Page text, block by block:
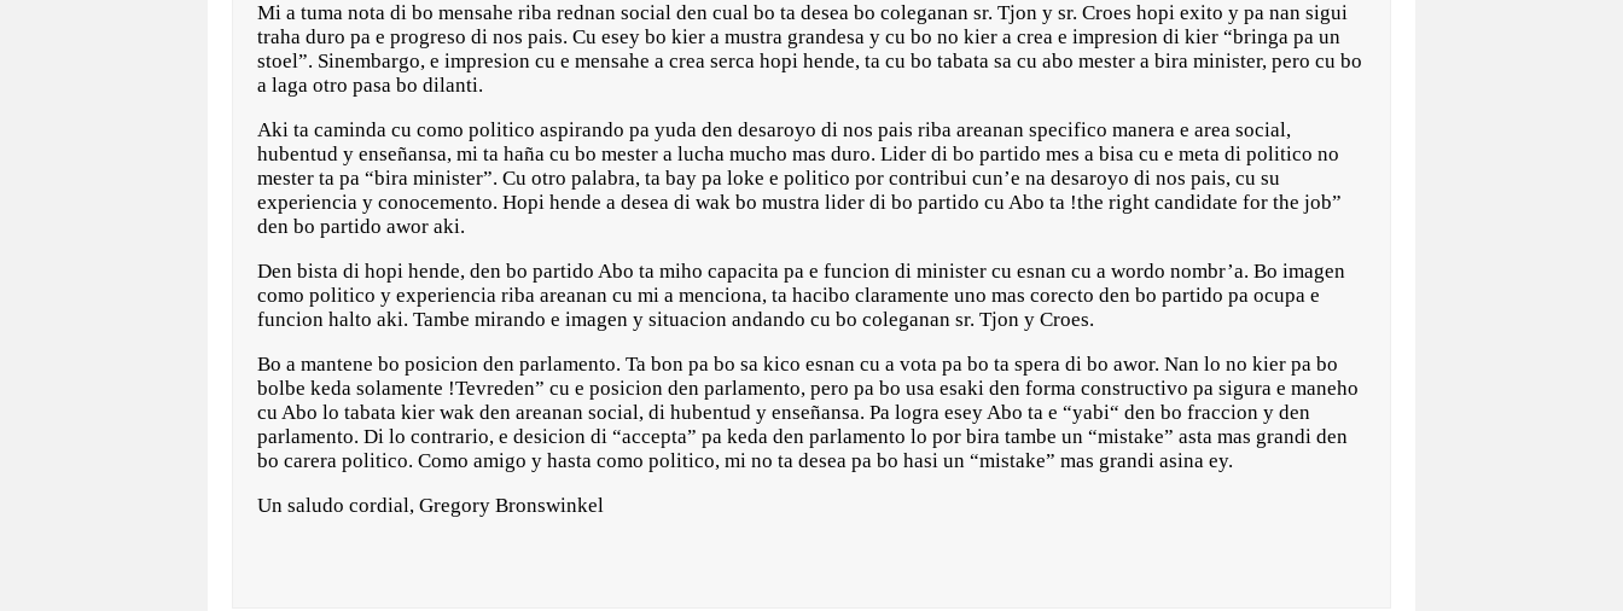
Mi a tuma nota di bo mensahe riba rednan social den cual bo ta desea bo coleganan sr. Tjon y sr. Croes hopi exito y pa nan sigui
traha duro pa e progreso di nos pais. Cu esey bo kier a mustra grandesa y cu bo no kier a crea e impresion di kier “bringa pa un
stoel”. Sinembargo, e impresion cu e mensahe a crea serca hopi hende, ta cu bo tabata sa cu abo mester a bira minister, pero cu bo
a laga otro pasa bo dilanti.
Aki ta caminda cu como politico aspirando pa yuda den desaroyo di nos pais riba areanan specifico manera e area social,
hubentud y enseñansa, mi ta haña cu bo mester a lucha mucho mas duro. Lider di bo partido mes a bisa cu e meta di politico no
mester ta pa “bira minister”. Cu otro palabra, ta bay pa loke e politico por contribui cun’e na desaroyo di nos pais, cu su
experiencia y conocemento. Hopi hende a desea di wak bo mustra lider di bo partido cu Abo ta !the right candidate for the job”
den bo partido awor aki.
Den bista di hopi hende, den bo partido Abo ta miho capacita pa e funcion di minister cu esnan cu a wordo nombr’a. Bo imagen
como politico y experiencia riba areanan cu mi a menciona, ta hacibo claramente uno mas corecto den bo partido pa ocupa e
funcion halto aki. Tambe mirando e imagen y situacion andando cu bo coleganan sr. Tjon y Croes.
Bo a mantene bo posicion den parlamento. Ta bon pa bo sa kico esnan cu a vota pa bo ta spera di bo awor. Nan lo no kier pa bo
bolbe keda solamente !Tevreden” cu e posicion den parlamento, pero pa bo usa esaki den forma constructivo pa sigura e maneho
cu Abo lo tabata kier wak den areanan social, di hubentud y enseñansa. Pa logra esey Abo ta e “yabi“ den bo fraccion y den
parlamento. Di lo contrario, e desicion di “accepta” pa keda den parlamento lo por bira tambe un “mistake” asta mas grandi den
bo carera politico. Como amigo y hasta como politico, mi no ta desea pa bo hasi un “mistake” mas grandi asina ey.
Un saludo cordial, Gregory Bronswinkel